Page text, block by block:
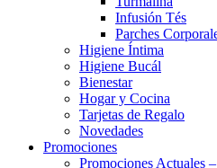
Infusión Tés
Parches
Higiene Íntima
Higiene Bucál
Bienestar
Hogar y Cocina
Tarjetas de Regalo
Novedades
Promociones
Promociones Actuales